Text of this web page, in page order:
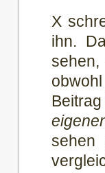
X
ihn.
sehen